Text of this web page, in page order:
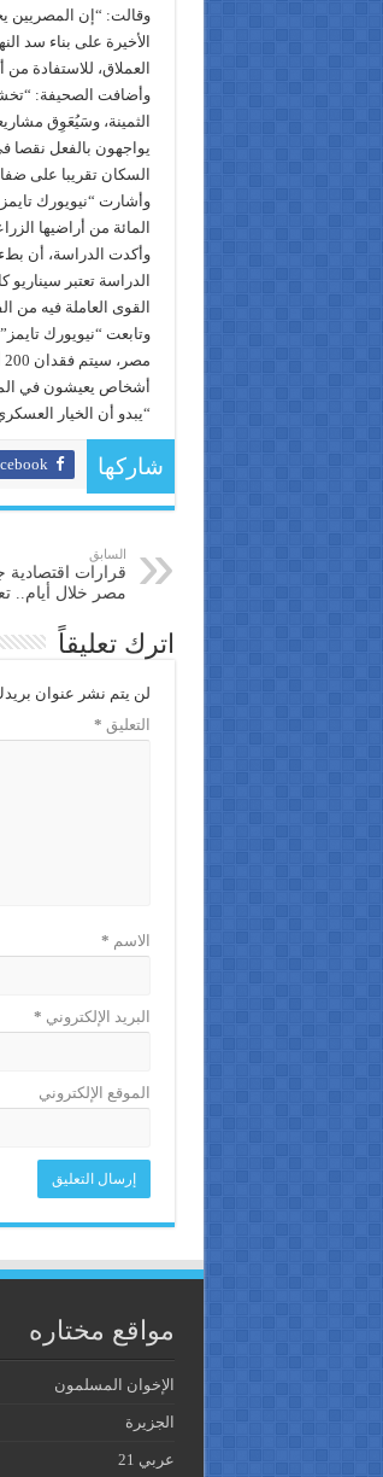
وقالت: “إن المصريين
الأخيرة على بناء سد
العملاق، للاستفادة
وأضافت الصحيفة:
السكان تقريبا على ضفاف وادي النيل، وأن
المائة من أراضيها
الدراسة تعتبر
القوى العاملة فيه من
وتابعت “نيويورك
أشخاص يعيشون في
“يبدو أن الخيار
شاركها
السابق
قرارات
مصر خلال أيام..
اترك تعليقاً
لن يتم نشر عنوان
التعليق *
الاسم *
البريد الإلكتروني *
الموقع الإلكتروني
مواقع مختاره
الإخوان المسلمون
الجزيرة
عربي 21